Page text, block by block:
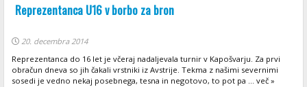
Reprezentanca U16 v borbo za bron
20. decembra 2014
Reprezentanca do 16 let je včeraj nadaljevala turnir v Kapošvarju. Za prvi
obračun dneva so jih čakali vrstniki iz Avstrije. Tekma z našimi severnimi
sosedi je vedno nekaj posebnega, tesna in negotovo, to pot pa ... več »